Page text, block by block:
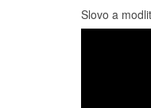
Slovo a